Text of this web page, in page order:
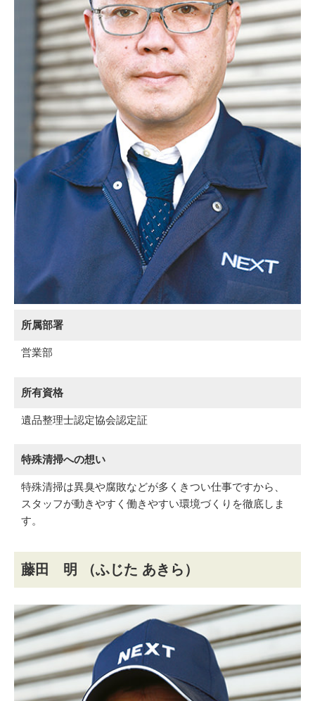
所属部署
営業部
所有資格
遺品整理士認定協会認定証
特殊清掃への想い
特殊清掃は異臭や腐敗などが多くきつい仕事ですから、
スタッフが動きやすく働きやすい環境づくりを徹底しま
す。
藤田 明 （ふじた あきら）